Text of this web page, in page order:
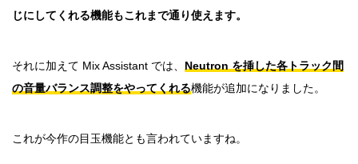
じにしてくれる機能もこれまで通り使えます。
それに加えて Mix Assistant では、 Neutron を挿した各トラック間
の音量バランス調整をやってくれる機能が追加になりました。
これが今作の目玉機能とも言われていますね。